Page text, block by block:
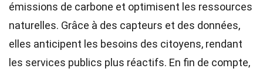
émissions de carbone et optimisent les ressources
naturelles. Grâce à des capteurs et des données,
elles anticipent les besoins des citoyens, rendant
les services publics plus réactifs. En fin de compte,